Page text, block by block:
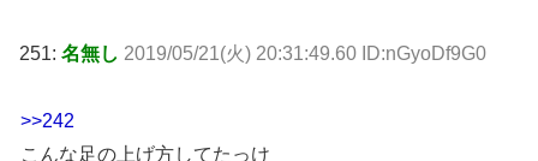
251: 名無し 2019/05/21(火) 20:31:49.60 ID:nGyoDf9G0
>>242
こんな足の上げ方してたっけ